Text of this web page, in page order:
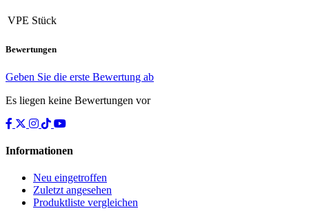
VPE Stück
Bewertungen
Geben Sie die erste Bewertung ab
Es liegen keine Bewertungen vor
Informationen
Neu eingetroffen
Zuletzt angesehen
Produktliste vergleichen